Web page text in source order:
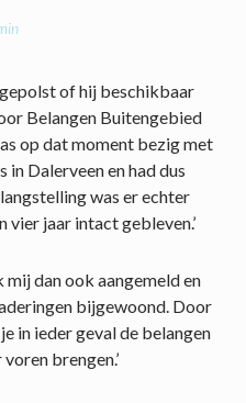
of hij beschikbaar
Belangen Buitengebied
op dat moment bezig met
in Dalerveen en had dus
was er echter
vier jaar intact gebleven.’
dan ook aangemeld en
bijgewoond. Door
in ieder geval de belangen
brengen.’